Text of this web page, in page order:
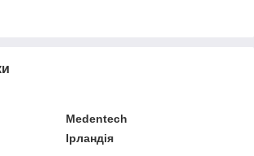
Medentech
Ірландія